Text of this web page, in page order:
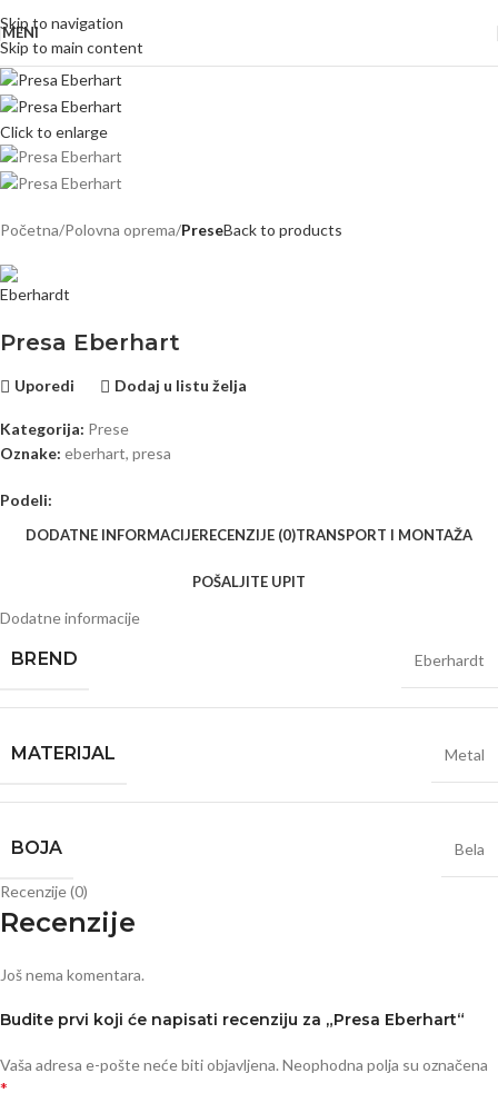
Skip to navigation
Skip to main content
MENI
Click to enlarge
Početna Polovna oprema PreseBack to products
Presa Eberhart
Uporedi Dodaj u listu želja
Kategorija: Prese
Oznake: eberhart, presa
Podeli:
DODATNE INFORMACIJERECENZIJE (0)TRANSPORT I MONTAŽA
POŠALJITE UPIT
Dodatne informacije
BRЕND Eberhardt
MATERIJAL Metal
BOJA Bela
Recenzije (0)
Recenzije
Još nema komentara.
Budite prvi koji će napisati recenziju za „Presa Eberhart“
Vaša adresa e-pošte neće biti objavljena. Neophodna polja su označena
*